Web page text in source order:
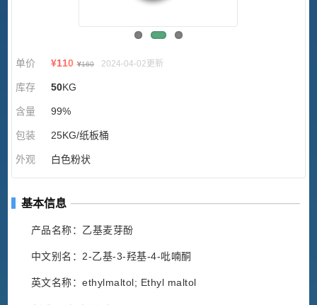
单价 ¥110 ¥160 2024-04-02更新
库存 50KG
含量 99%
包装 25KG/纸板桶
外观 白色粉状
基本信息
产品名称：乙基麦芽酚
中文别名：2-乙基-3-羟基-4-吡喃酮
英文名称：ethylmaltol; Ethyl maltol